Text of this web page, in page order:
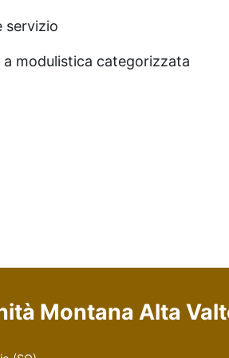
servizio
modulistica categorizzata
Montana Alta